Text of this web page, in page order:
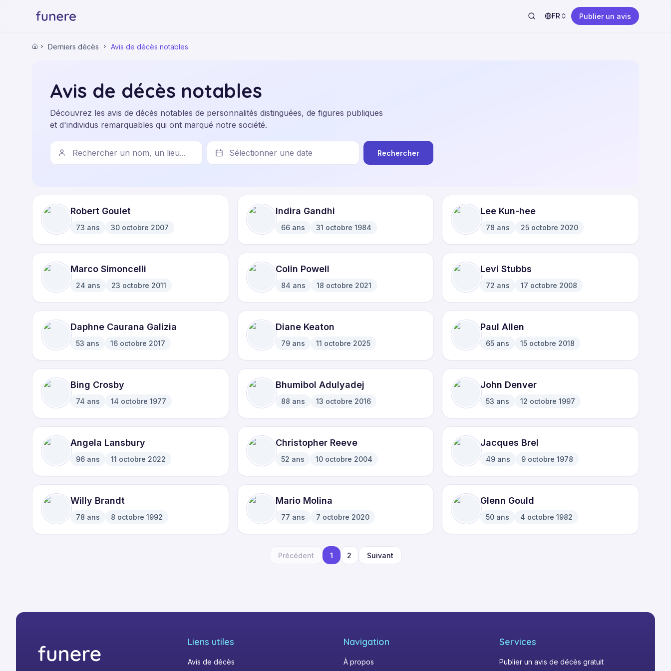
FR Publier un avis
Accueil
Derniers décès Avis de décès notables
Avis de décès notables
Découvrez les avis de décès notables de personnalités distinguées, de figures publiques
et d'individus remarquables qui ont marqué notre société.
Sélectionner une date Rechercher
Robert Goulet
73 ans 30 octobre 2007
Indira Gandhi
66 ans 31 octobre 1984
Lee Kun-hee
78 ans 25 octobre 2020
Marco Simoncelli
24 ans 23 octobre 2011
Colin Powell
84 ans 18 octobre 2021
Levi Stubbs
72 ans 17 octobre 2008
Daphne Caurana Galizia
53 ans 16 octobre 2017
Diane Keaton
79 ans 11 octobre 2025
Paul Allen
65 ans 15 octobre 2018
Bing Crosby
74 ans 14 octobre 1977
Bhumibol Adulyadej
88 ans 13 octobre 2016
John Denver
53 ans 12 octobre 1997
Angela Lansbury
96 ans 11 octobre 2022
Christopher Reeve
52 ans 10 octobre 2004
Jacques Brel
49 ans 9 octobre 1978
Willy Brandt
78 ans 8 octobre 1992
Mario Molina
77 ans 7 octobre 2020
Glenn Gould
50 ans 4 octobre 1982
Précédent 1 2 Suivant
Liens utiles
Avis de décès
Navigation
À propos
Services
Publier un avis de décès gratuit